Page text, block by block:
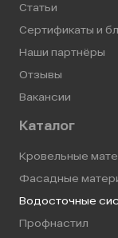
Статьи
Сертификаты и
Наши партнёры
Отзывы
Вакансии
Каталог
Кровельные
Фасадные
Водосточные
Профнастил